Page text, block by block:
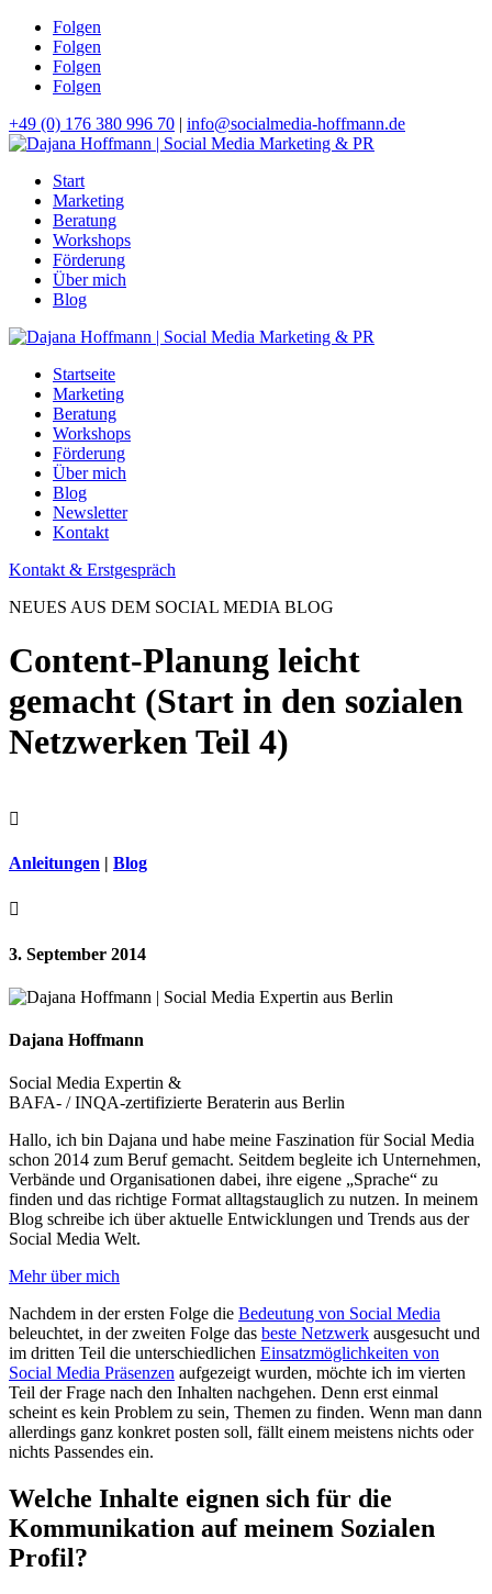
Folgen
Folgen
Folgen
Folgen
+49 (0) 176 380 996 70 | info@socialmedia-hoffmann.de
Start
Marketing
Beratung
Workshops
Förderung
Über mich
Blog
Startseite
Marketing
Beratung
Workshops
Förderung
Über mich
Blog
Newsletter
Kontakt
Kontakt & Erstgespräch
NEUES AUS DEM SOCIAL MEDIA BLOG
Content-Planung leicht
gemacht (Start in den sozialen
Netzwerken Teil 4)

Anleitungen | Blog

3. September 2014
Dajana Hoffmann
Social Media Expertin &
BAFA- / INQA-zertifizierte Beraterin aus Berlin
Hallo, ich bin Dajana und habe meine Faszination für Social Media
schon 2014 zum Beruf gemacht. Seitdem begleite ich Unternehmen,
Verbände und Organisationen dabei, ihre eigene „Sprache“ zu
finden und das richtige Format alltagstauglich zu nutzen. In meinem
Blog schreibe ich über aktuelle Entwicklungen und Trends aus der
Social Media Welt.
Mehr über mich
Nachdem in der ersten Folge die Bedeutung von Social Media
beleuchtet, in der zweiten Folge das beste Netzwerk ausgesucht und
im dritten Teil die unterschiedlichen Einsatzmöglichkeiten von
Social Media Präsenzen aufgezeigt wurden, möchte ich im vierten
Teil der Frage nach den Inhalten nachgehen. Denn erst einmal
scheint es kein Problem zu sein, Themen zu finden. Wenn man dann
allerdings ganz konkret posten soll, fällt einem meistens nichts oder
nichts Passendes ein.
Welche Inhalte eignen sich für die
Kommunikation auf meinem Sozialen
Profil?